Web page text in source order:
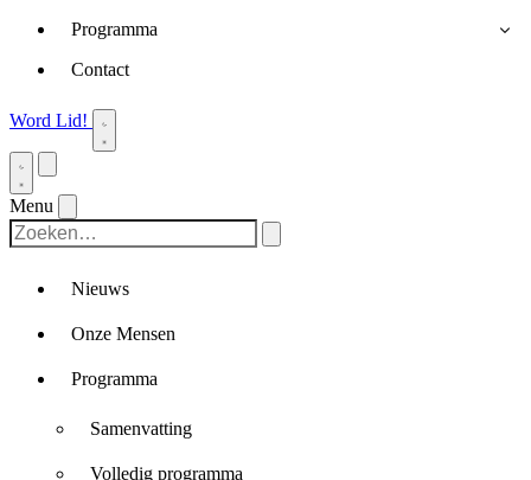
Programma
Contact
Word Lid!
Menu
Nieuws
Onze Mensen
Programma
Samenvatting
Volledig programma